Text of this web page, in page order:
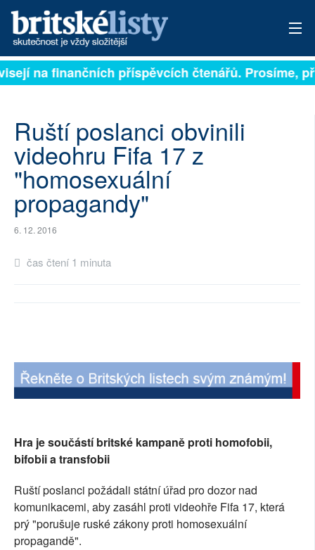
PŘIHLÁSIT
ARCHIV
ROZHOVORY
TÉMATA
NEJČTENĚJŠÍ ZA 7 DNÍ
AUTOŘI
RUBRIKY
PLNÁ VERZE STRÁNEK
na finančních příspěvcích čtenářů. Prosíme,
Ruští poslanci obvinili
videohru Fifa 17 z
"homosexuální
propagandy"
6. 12. 2016
čas čtení 1 minuta
Hra je součástí britské kampaně proti homofobii,
bifobii a transfobii
Ruští poslanci požádali státní úřad pro dozor nad
komunikacemi, aby zasáhl proti videohře Fifa 17, která
prý "porušuje ruské zákony proti homosexuální
propagandě".